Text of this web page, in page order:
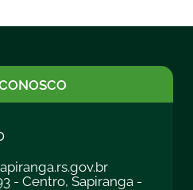
- Centro, Sapiranga -